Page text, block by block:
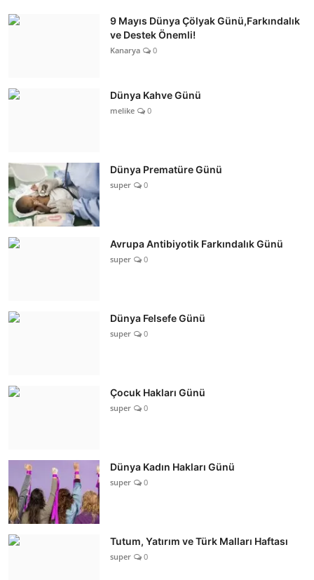
9 Mayıs Dünya Çölyak Günü,Farkındalık
ve Destek Önemli!
Kanarya 0
Dünya Kahve Günü
melike 0
Dünya Prematüre Günü
super 0
Avrupa Antibiyotik Farkındalık Günü
super 0
Dünya Felsefe Günü
super 0
Çocuk Hakları Günü
super 0
Dünya Kadın Hakları Günü
super 0
Tutum, Yatırım ve Türk Malları Haftası
super 0